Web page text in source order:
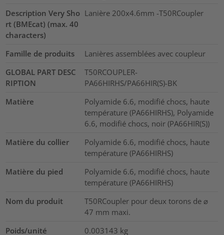
Description Very Sho
rt (BMEcat) (max. 40
characters)
Lanière 200x4.6mm -T50RCoupler
Famille de produits
Lanières assemblées avec coupleur
GLOBAL PART DESC
RIPTION
T50RCOUPLER-
PA66HIRHS/PA66HIR(S)-BK
Matière
Polyamide 6.6, modifié chocs, haute
température (PA66HIRHS), Polyamide
6.6, modifié chocs, noir (PA66HIR(S))
Matière du collier
Polyamide 6.6, modifié chocs, haute
température (PA66HIRHS)
Matière du pied
Polyamide 6.6, modifié chocs, haute
température (PA66HIRHS)
Nom du produit
T50RCoupler pour deux torons de ⌀
47 mm maxi.
Poids/unité
0.003143 kg